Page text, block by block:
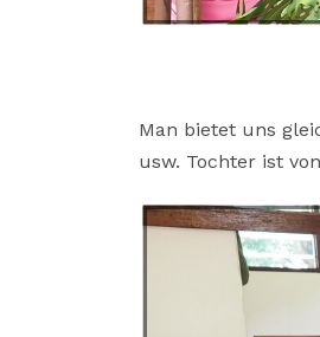
Man bietet uns
usw. Tochter ist